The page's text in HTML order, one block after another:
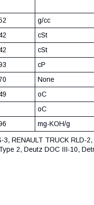
g/cc
cSt
cSt
cP
None
oC
oC
mg-KOH/g
RENAULT TRUCK RLD-
2, Deutz DOC III-10,